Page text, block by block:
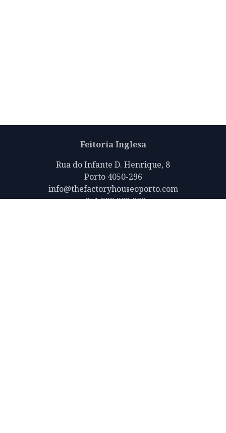
Feitoria Inglesa
Rua do Infante D. Henrique, 8
Porto 4050-296
info@thefactoryhouseoporto.com
+351 223 392 980